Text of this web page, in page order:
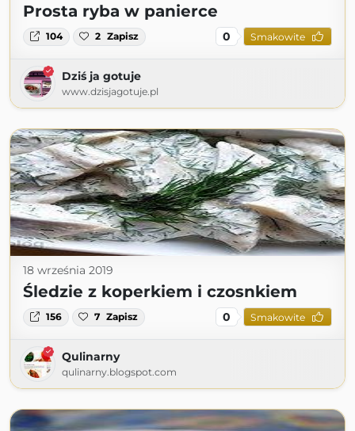
Prosta ryba w panierce
104 2 Zapisz 0 Smakowite
Dziś ja gotuje
www.dzisjagotuje.pl
18 września 2019
Śledzie z koperkiem i czosnkiem
156 7 Zapisz 0 Smakowite
Qulinarny
qulinarny.blogspot.com